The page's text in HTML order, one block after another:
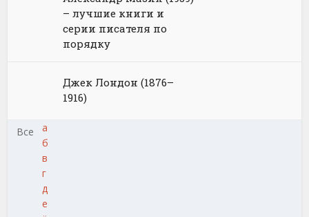
– лучшие книги и
серии писателя по
порядку
Джек Лондон (1876–
1916)
Все
а
б
в
г
д
е